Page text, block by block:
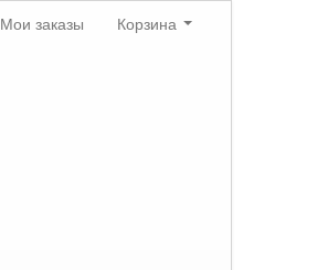
Мои заказы Корзина